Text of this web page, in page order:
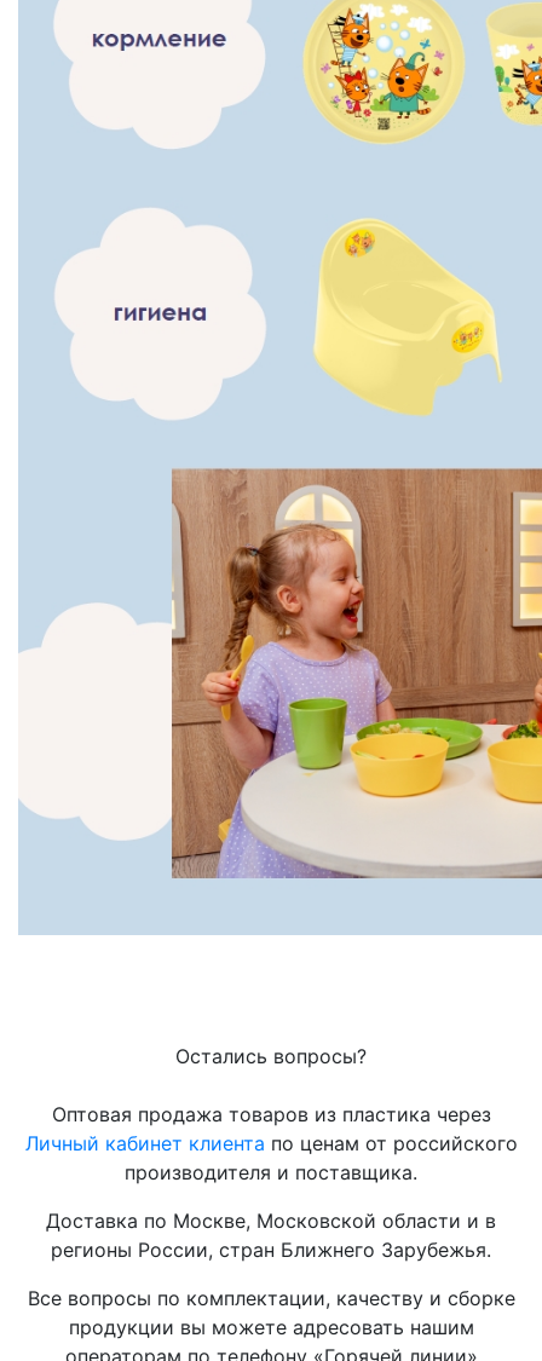
Остались вопросы?
Оптовая продажа товаров из пластика через
Личный кабинет клиента по ценам от российского
производителя и поставщика.
Доставка по Москве, Московской области и в
регионы России, стран Ближнего Зарубежья.
Все вопросы по комплектации, качеству и сборке
продукции вы можете адресовать нашим
операторам по телефону «Горячей линии»